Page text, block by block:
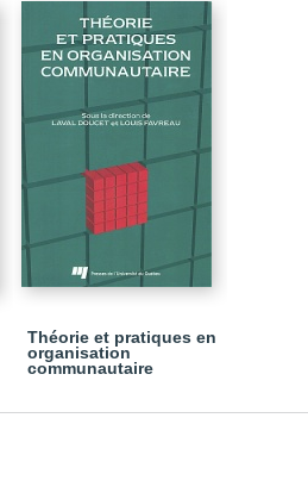
Théorie et pratiques en
organisation
communautaire